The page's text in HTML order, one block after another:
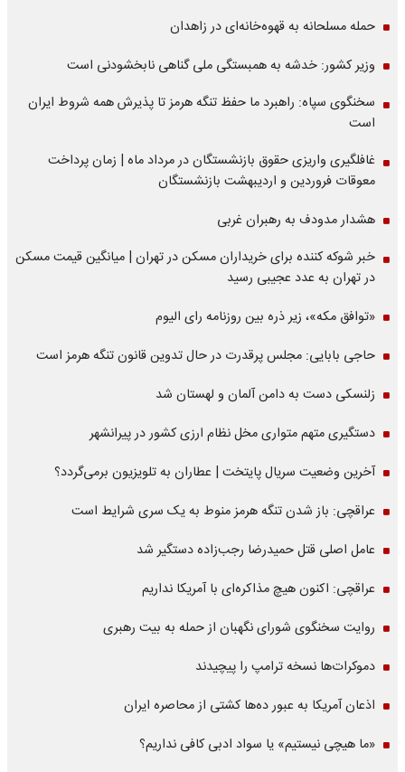
حمله مسلحانه به قهوه‌خانه‌ای در زاهدان
وزیر کشور: خدشه به همبستگی ملی گناهی نابخشودنی است
سخنگوی سپاه: راهبرد ما حفظ تنگه هرمز تا پذیرش همه شروط ایران
است
غافلگیری واریزی حقوق بازنشستگان در مرداد ماه | زمان پرداخت
معوقات فروردین و اردیبهشت بازنشستگان
هشدار مدودف به رهبران غربی
خبر شوکه کننده برای خریداران مسکن در تهران | میانگین قیمت مسکن
در تهران به عدد عجیبی رسید
«توافق مکه»، زیر ذره بین روزنامه رای الیوم
حاجی بابایی: مجلس پرقدرت در حال تدوین قانون تنگه هرمز است
زلنسکی دست به دامن آلمان و لهستان شد
دستگیری متهم متواری مخل نظام ارزی کشور در پیرانشهر
آخرین وضعیت سریال پایتخت | عطاران به تلویزیون برمی‌گردد؟
عراقچی: باز شدن تنگه هرمز منوط به یک سری شرایط است
عامل اصلی قتل حمیدرضا رجب‌زاده دستگیر شد
عراقچی: اکنون هیچ مذاکره‌ای با آمریکا نداریم
روایت سخنگوی شورای نگهبان از حمله به بیت رهبری
دموکرات‌ها نسخه ترامپ را پیچیدند
اذعان آمریکا به عبور ده‌ها کشتی از محاصره ایران
«ما هیچی نیستیم» یا سواد ادبی کافی نداریم؟